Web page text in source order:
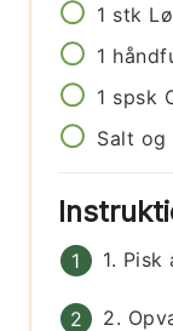
1 stk
1
1 spsk
Salt og
1.
2.